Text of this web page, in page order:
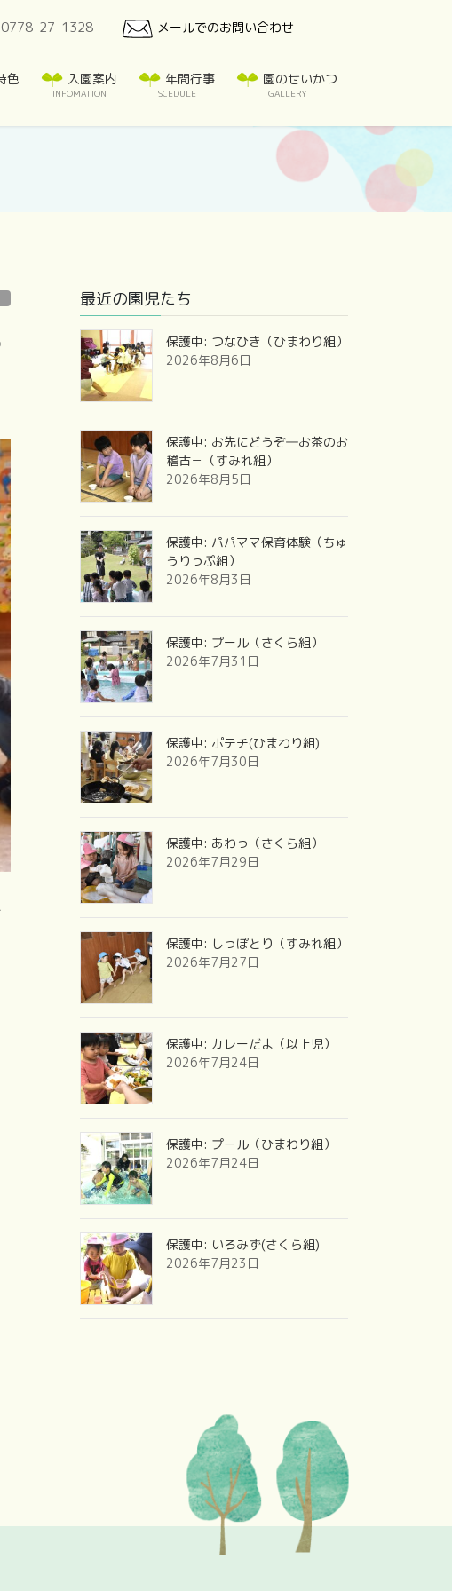
0778-27-1328 メールでのお問い合わせ
色 入園案内
INFOMATION
年間行事
SCEDULE
園のせいかつ
GALLERY
最近の園児たち
保護中: つなひき（ひまわり組）
2026年8月6日
保護中: お先にどうぞ―お茶のお
稽古－（すみれ組）
2026年8月5日
保護中: パパママ保育体験（ちゅ
うりっぷ組）
2026年8月3日
保護中: プール（さくら組）
2026年7月31日
保護中: ポテチ(ひまわり組)
2026年7月30日
保護中: あわっ（さくら組）
2026年7月29日
保護中: しっぽとり（すみれ組）
2026年7月27日
保護中: カレーだよ（以上児）
2026年7月24日
保護中: プール（ひまわり組）
2026年7月24日
保護中: いろみず(さくら組)
2026年7月23日